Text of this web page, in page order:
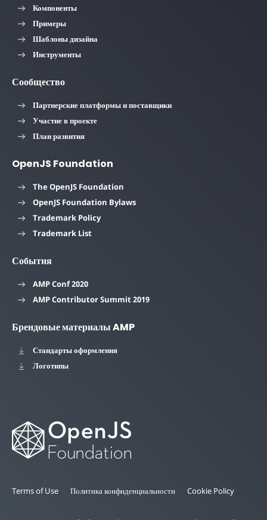
Компоненты
Примеры
Шаблоны дизайна
Инструменты
Сообщество
Партнерские платформы и поставщики
Участие в проекте
План развития
OpenJS Foundation
The OpenJS Foundation
OpenJS Foundation Bylaws
Trademark Policy
Trademark List
События
AMP Conf 2020
AMP Contributor Summit 2019
Брендовые материалы AMP
Стандарты оформления
Логотипы
Terms of Use Политика конфиденциальности Cookie Policy